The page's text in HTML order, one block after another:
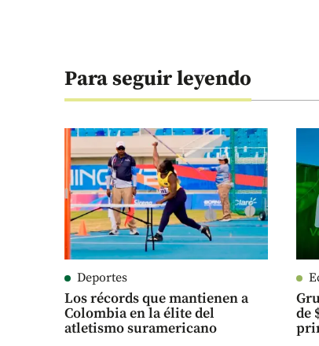
Para seguir leyendo
Deportes
Los récords que mantienen a
Colombia en la élite del
atletismo suramericano
de